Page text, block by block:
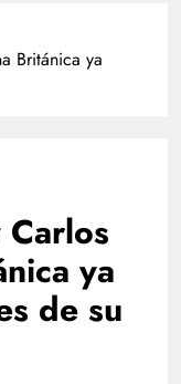
Británica ya
ya
de su